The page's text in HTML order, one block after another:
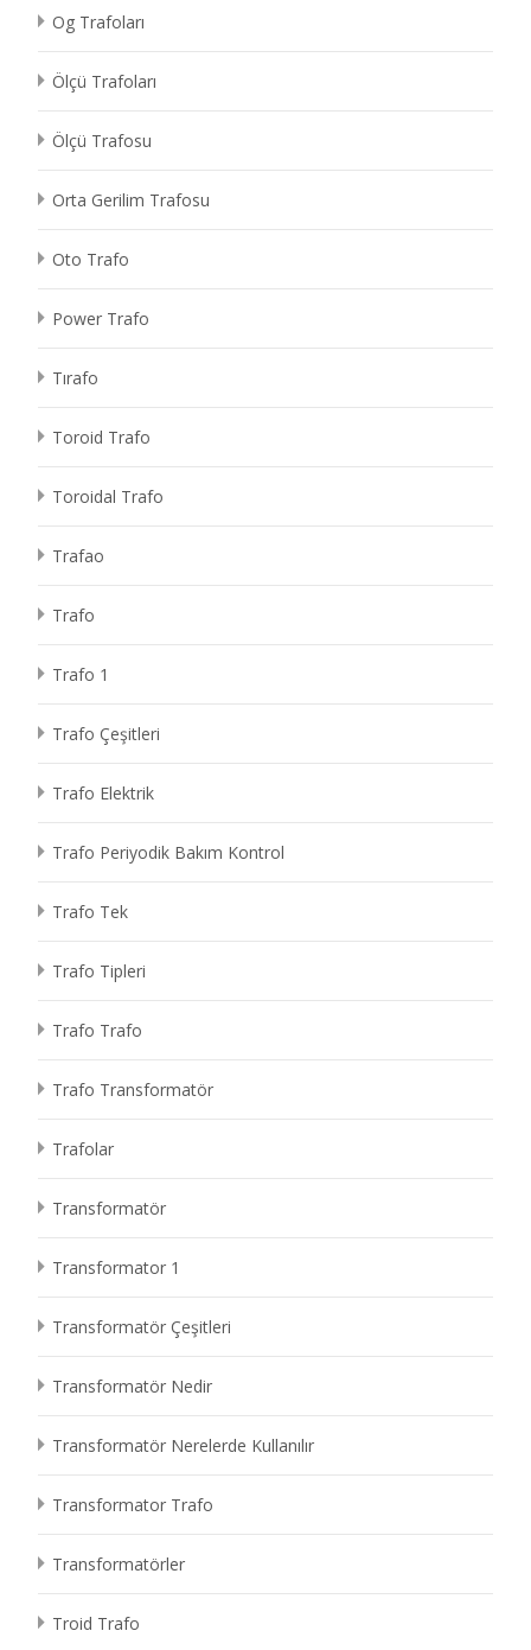
Og Trafoları
Ölçü Trafoları
Ölçü Trafosu
Orta Gerilim Trafosu
Oto Trafo
Power Trafo
Tırafo
Toroid Trafo
Toroidal Trafo
Trafao
Trafo
Trafo 1
Trafo Çeşitleri
Trafo Elektrik
Trafo Periyodik Bakım Kontrol
Trafo Tek
Trafo Tipleri
Trafo Trafo
Trafo Transformatör
Trafolar
Transformatör
Transformator 1
Transformatör Çeşitleri
Transformatör Nedir
Transformatör Nerelerde Kullanılır
Transformator Trafo
Transformatörler
Troid Trafo